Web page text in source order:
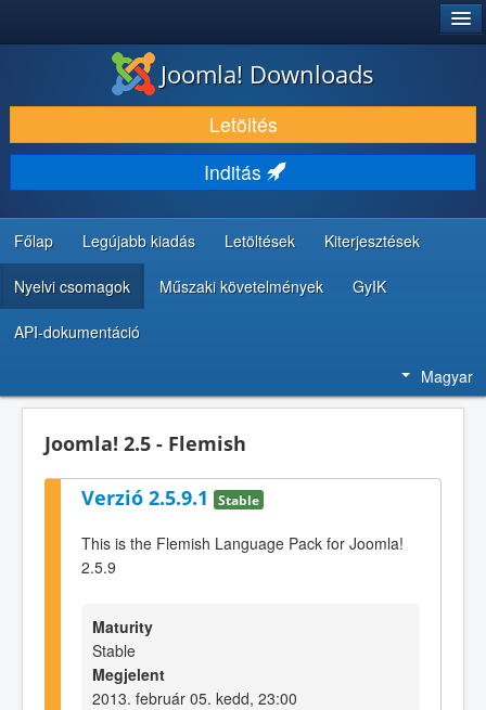
LETÖLTÉS ÉS KITERJESZTÉS
FEDEZZE FEL ÉS TANULJA MEG
KÖZÖSSÉG ÉS TÁMOGATÁS
FEJLESZTŐI ERŐFORRÁSOK
Joomla! Downloads
Letöltés
Inditás
Főlap Legújabb kiadás Letöltések Kiterjesztések
Nyelvi csomagok Műszaki követelmények GyIK
API-dokumentáció
Magyar
Joomla! 2.5 - Flemish
Verzió 2.5.9.1 Stable
This is the Flemish Language Pack for Joomla!
2.5.9
Maturity
Stable
Megjelent
2013. február 05. kedd, 23:00